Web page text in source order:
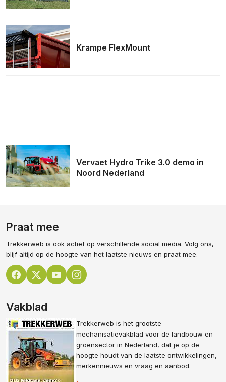
Krampe FlexMount
Vervaet Hydro Trike 3.0 demo in
Noord Nederland
Praat mee
Trekkerweb is ook actief op verschillende social media. Volg ons,
blijf altijd op de hoogte van het laatste nieuws en praat mee.
Vakblad
Trekkerweb is het grootste
mechanisatievakblad voor de landbouw en
groensector in Nederland, dat je op de
hoogte houdt van de laatste ontwikkelingen,
merkennieuws en vraag en aanbod.